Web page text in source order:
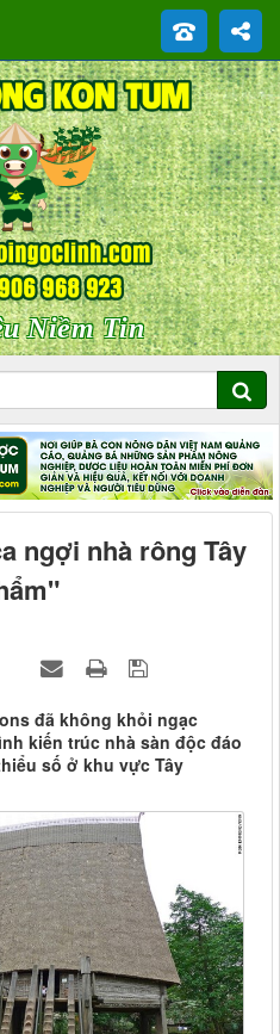
Niềm Tin
ngợi nhà rông Tây
đã không khỏi ngạc
kiến trúc nhà sàn độc đáo
số ở khu vực Tây